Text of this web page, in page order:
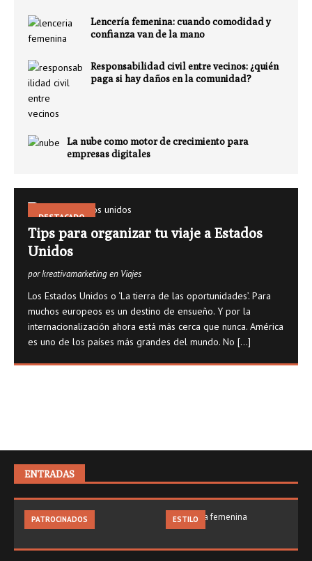
Lencería femenina: cuando comodidad y
confianza van de la mano
Responsabilidad civil entre vecinos: ¿quién
paga si hay daños en la comunidad?
La nube como motor de crecimiento para
empresas digitales
DESTACADO
Tips para organizar tu viaje a Estados
Unidos
por kreativamarketing en Viajes
Los Estados Unidos o ‘La tierra de las oportunidades’. Para
muchos europeos es un destino de ensueño. Y por la
internacionalización ahora está más cerca que nunca. América
es uno de los países más grandes del mundo. No [...]
ENTRADAS
PATROCINADOS ESTILO